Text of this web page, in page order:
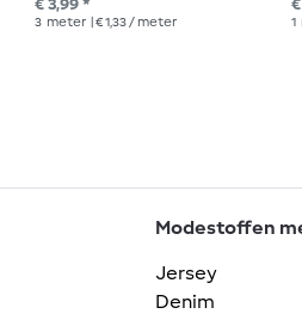
€ 3,99 *
3 meter | € 1,33 / meter 1
Modestoffen
Jersey
Denim